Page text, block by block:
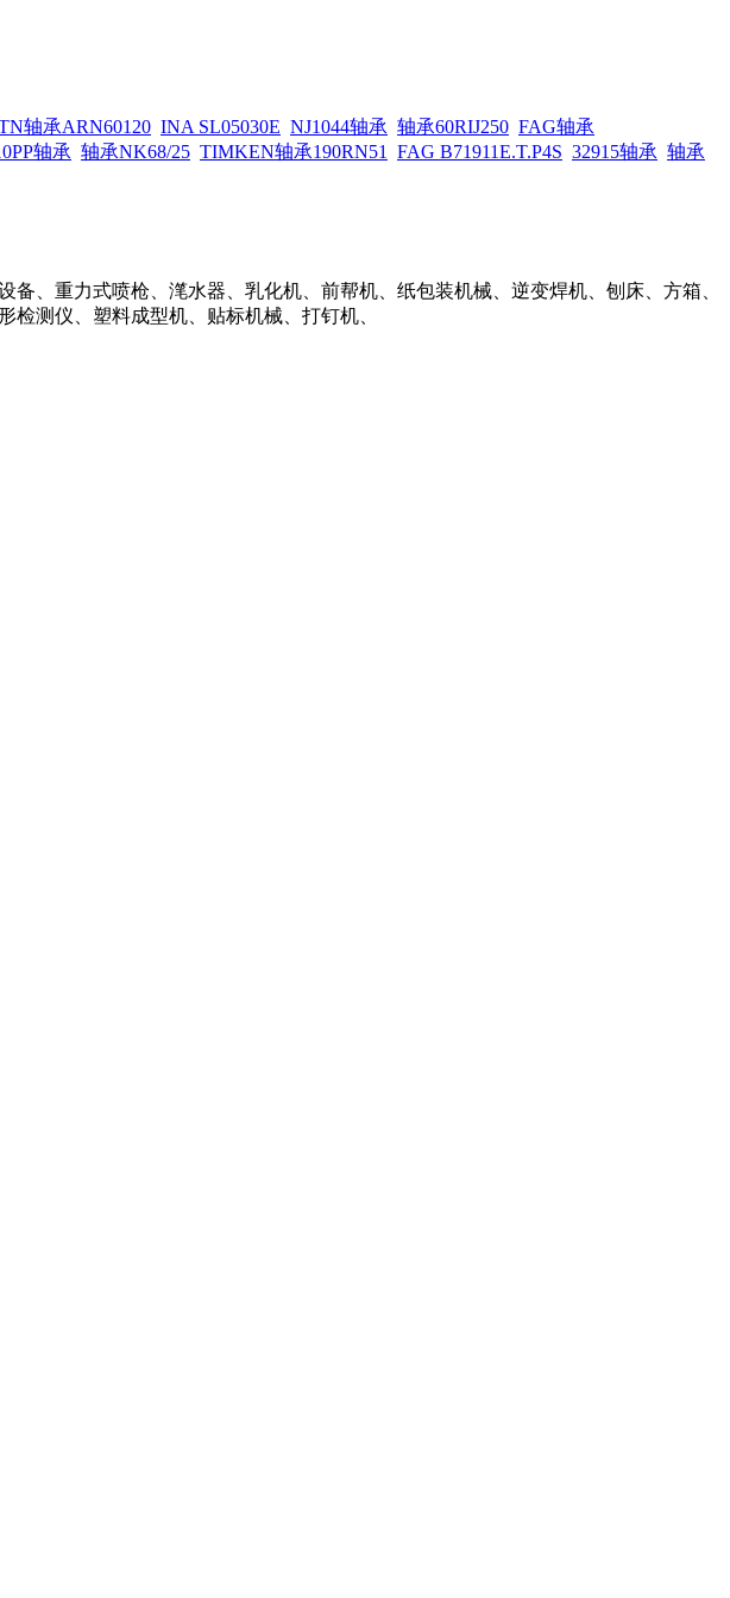
轴承ARN60120 INA SL05030E NJ1044轴承 轴承60RIJ250 FAG轴承
轴承 轴承NK68/25 TIMKEN轴承190RN51 FAG B71911E.T.P4S 32915轴承 轴承
、重力式喷枪、滗水器、乳化机、前帮机、纸包装机械、逆变焊机、刨床、方箱、
测仪、塑料成型机、贴标机械、打钉机、